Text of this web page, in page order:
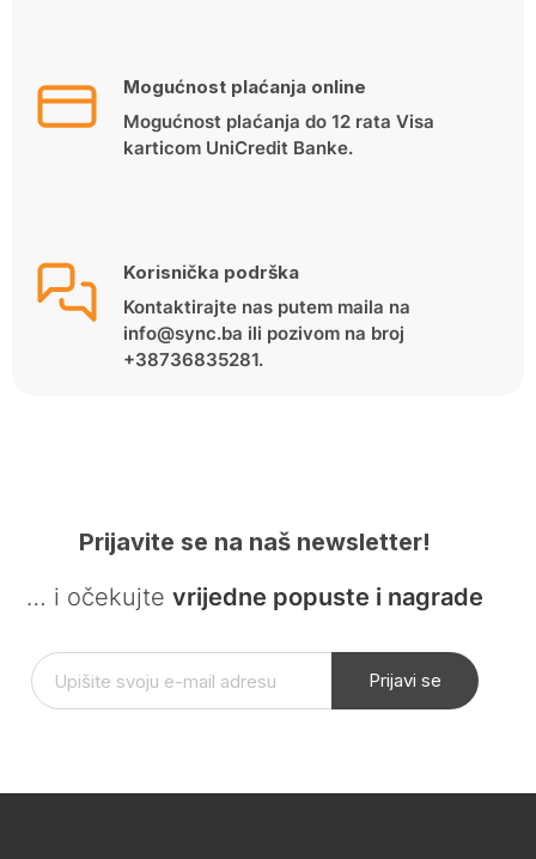
Mogućnost plaćanja online
Mogućnost plaćanja do 12 rata Visa
karticom UniCredit Banke.
Korisnička podrška
Kontaktirajte nas putem maila na
info@sync.ba ili pozivom na broj
+38736835281.
Prijavite se na naš newsletter!
… i očekujte vrijedne popuste i nagrade
Prijavi se